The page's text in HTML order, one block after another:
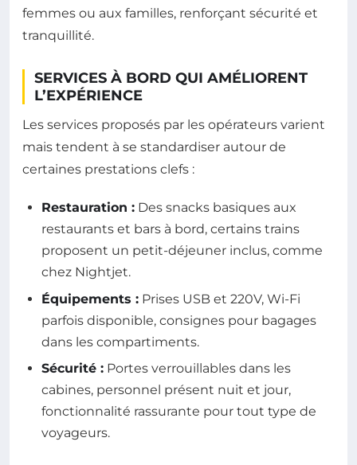
femmes ou aux familles, renforçant sécurité et
tranquillité.
SERVICES À BORD QUI AMÉLIORENT
L’EXPÉRIENCE
Les services proposés par les opérateurs varient
mais tendent à se standardiser autour de
certaines prestations clefs :
Restauration : Des snacks basiques aux
restaurants et bars à bord, certains trains
proposent un petit-déjeuner inclus, comme
chez Nightjet.
Équipements : Prises USB et 220V, Wi-Fi
parfois disponible, consignes pour bagages
dans les compartiments.
Sécurité : Portes verrouillables dans les
cabines, personnel présent nuit et jour,
fonctionnalité rassurante pour tout type de
voyageurs.